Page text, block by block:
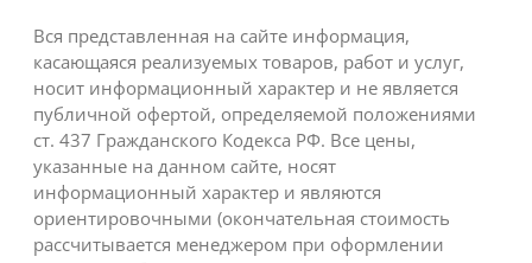
Вся представленная на сайте информация,
касающаяся реализуемых товаров, работ и услуг,
носит информационный характер и не является
публичной офертой, определяемой положениями
ст. 437 Гражданского Кодекса РФ. Все цены,
указанные на данном сайте, носят
информационный характер и являются
ориентировочными (окончательная стоимость
рассчитывается менеджером при оформлении